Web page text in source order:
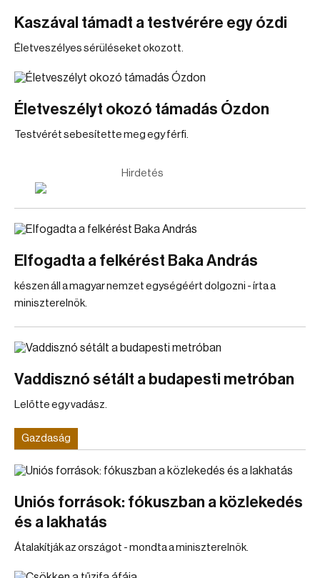
Kaszával támadt a testvérére egy ózdi
Életveszélyes sérüléseket okozott.
Életveszélyt okozó támadás Ózdon
Testvérét sebesítette meg egy férfi.
Hirdetés
Elfogadta a felkérést Baka András
készen áll a magyar nemzet egységéért dolgozni - írta a
miniszterelnök.
Vaddisznó sétált a budapesti metróban
Lelőtte egy vadász.
Gazdaság
Uniós források: fókuszban a közlekedés
és a lakhatás
Átalakítják az országot - mondta a miniszterelnök.